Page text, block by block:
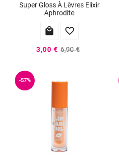
Super Gloss À Lèvres Elixir
Aphrodite
 
3,00 € 6,90 €
-57%